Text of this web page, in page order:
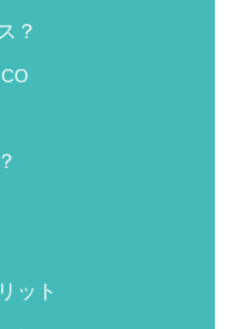
？
ット